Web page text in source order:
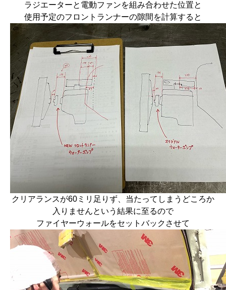
ラジエーターと電動ファンを組み合わせた位置と
使用予定のフロントランナーの隙間を計算すると
クリアランスが60ミリ足りず、当たってしまうどころか
入りませんという結果に至るので
ファイヤーウォールをセットバックさせて